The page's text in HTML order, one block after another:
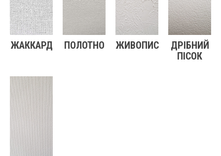
ЖАККАРД ПОЛОТНО ЖИВОПИС
ДРІБНИЙ
ПІСОК